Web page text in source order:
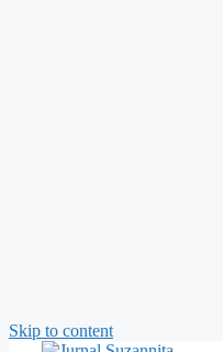
Skip to content